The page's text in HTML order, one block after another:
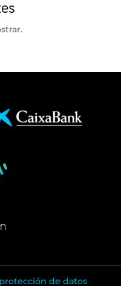
de datos